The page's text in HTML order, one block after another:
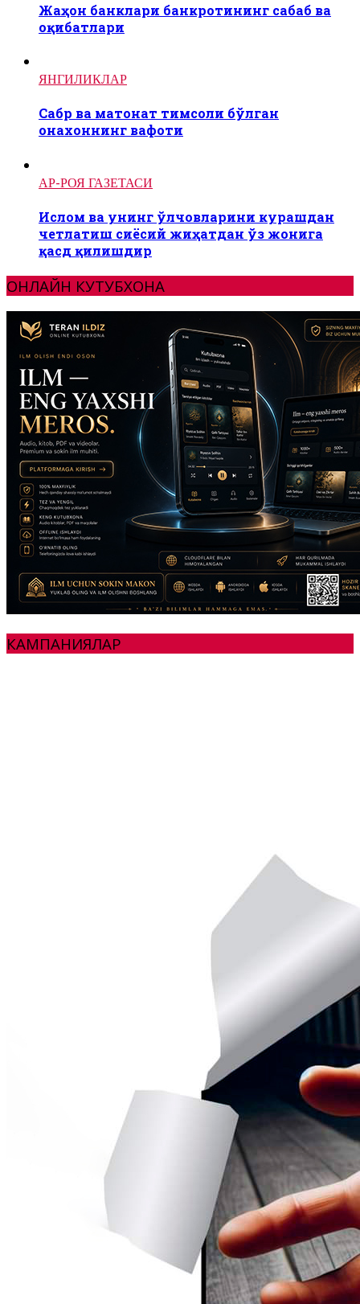
Жаҳон банклари банкротининг сабаб ва
оқибатлари
ЯНГИЛИКЛАР
Сабр ва матонат тимсоли бўлган
онахоннинг вафоти
АР-РОЯ ГАЗЕТАСИ
Ислом ва унинг ўлчовларини курашдан
четлатиш сиёсий жиҳатдан ўз жонига
қасд қилишдир
ОНЛАЙН КУТУБХОНА
КАМПАНИЯЛАР